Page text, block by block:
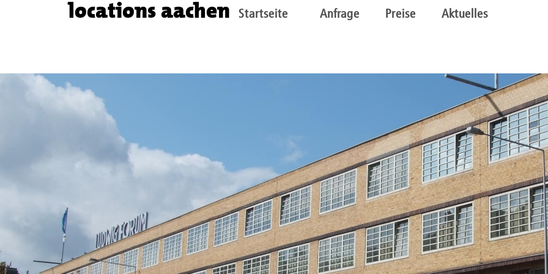
locations aachen Startseite Anfrage Preise Aktuelles